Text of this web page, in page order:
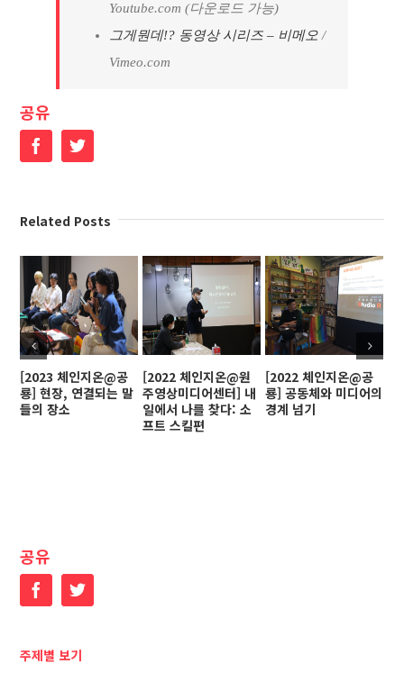
Youtube.com (다운로드 가능)
그게뭔데!? 동영상 시리즈 – 비메오 /
Vimeo.com
공유
FacebookTwitter
Related Posts
[2023 체인지온@공
룡] 현장, 연결되는 말
들의 장소
[2022 체인지온@원
주영상미디어센터] 내
일에서 나를 찾다: 소
프트 스킬편
[2022 체인지온@공
룡] 공동체와 미디어의
경계 넘기
공유
FacebookTwitter
주제별 보기